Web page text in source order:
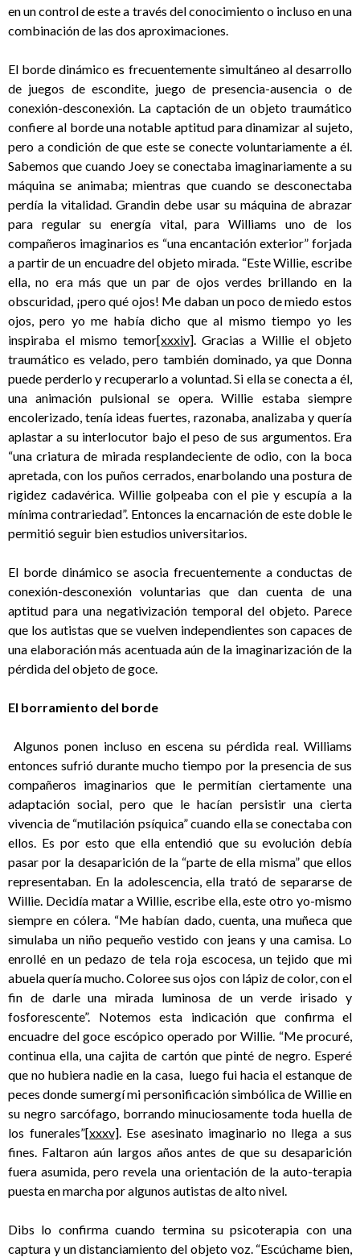
en un control de este a través del conocimiento o incluso en una
combinación de las dos aproximaciones.
El borde dinámico es frecuentemente simultáneo al desarrollo
de juegos de escondite, juego de presencia-ausencia o de
conexión-desconexión. La captación de un objeto traumático
confiere al borde una notable aptitud para dinamizar al sujeto,
pero a condición de que este se conecte voluntariamente a él.
Sabemos que cuando Joey se conectaba imaginariamente a su
máquina se animaba; mientras que cuando se desconectaba
perdía la vitalidad. Grandin debe usar su máquina de abrazar
para regular su energía vital, para Williams uno de los
compañeros imaginarios es “una encantación exterior” forjada
a partir de un encuadre del objeto mirada. “Este Willie, escribe
ella, no era más que un par de ojos verdes brillando en la
obscuridad, ¡pero qué ojos! Me daban un poco de miedo estos
ojos, pero yo me había dicho que al mismo tiempo yo les
inspiraba el mismo temor[xxxiv]. Gracias a Willie el objeto
traumático es velado, pero también dominado, ya que Donna
puede perderlo y recuperarlo a voluntad. Si ella se conecta a él,
una animación pulsional se opera. Willie estaba siempre
encolerizado, tenía ideas fuertes, razonaba, analizaba y quería
aplastar a su interlocutor bajo el peso de sus argumentos. Era
“una criatura de mirada resplandeciente de odio, con la boca
apretada, con los puños cerrados, enarbolando una postura de
rigidez cadavérica. Willie golpeaba con el pie y escupía a la
mínima contrariedad”. Entonces la encarnación de este doble le
permitió seguir bien estudios universitarios.
El borde dinámico se asocia frecuentemente a conductas de
conexión-desconexión voluntarias que dan cuenta de una
aptitud para una negativización temporal del objeto. Parece
que los autistas que se vuelven independientes son capaces de
una elaboración más acentuada aún de la imaginarización de la
pérdida del objeto de goce.
El borramiento del borde
Algunos ponen incluso en escena su pérdida real. Williams
entonces sufrió durante mucho tiempo por la presencia de sus
compañeros imaginarios que le permitían ciertamente una
adaptación social, pero que le hacían persistir una cierta
vivencia de “mutilación psíquica” cuando ella se conectaba con
ellos. Es por esto que ella entendió que su evolución debía
pasar por la desaparición de la “parte de ella misma” que ellos
representaban. En la adolescencia, ella trató de separarse de
Willie. Decidía matar a Willie, escribe ella, este otro yo-mismo
siempre en cólera. “Me habían dado, cuenta, una muñeca que
simulaba un niño pequeño vestido con jeans y una camisa. Lo
enrollé en un pedazo de tela roja escocesa, un tejido que mi
abuela quería mucho. Coloree sus ojos con lápiz de color, con el
fin de darle una mirada luminosa de un verde irisado y
fosforescente”. Notemos esta indicación que confirma el
encuadre del goce escópico operado por Willie. “Me procuré,
continua ella, una cajita de cartón que pinté de negro. Esperé
que no hubiera nadie en la casa, luego fui hacia el estanque de
peces donde sumergí mi personificación simbólica de Willie en
su negro sarcófago, borrando minuciosamente toda huella de
los funerales”[xxxv]. Ese asesinato imaginario no llega a sus
fines. Faltaron aún largos años antes de que su desaparición
fuera asumida, pero revela una orientación de la auto-terapia
puesta en marcha por algunos autistas de alto nivel.
Dibs lo confirma cuando termina su psicoterapia con una
captura y un distanciamiento del objeto voz. “Escúchame bien,